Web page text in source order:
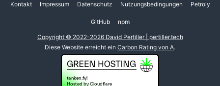
Kontakt Impressum Datenschutz Nutzungsbedingungen Petroly
GitHub npm
Copyright © 2022-2026 David Pertiller | pertiller.tech
Diese Website erreicht ein Carbon Rating von A.